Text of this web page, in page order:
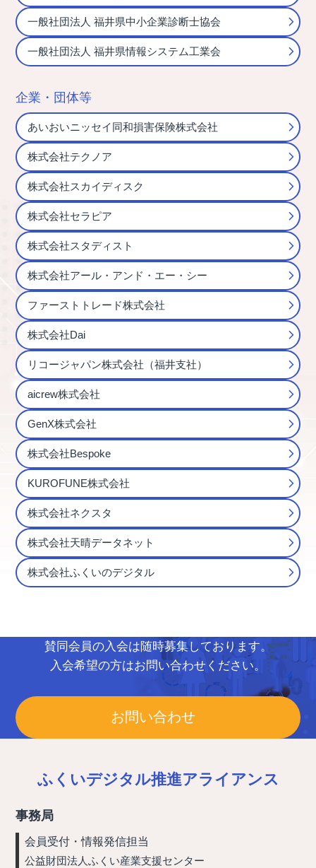
一般社団法人 福井県中小企業診断士協会
一般社団法人 福井県情報システム工業会
企業・団体等
あいおいニッセイ同和損害保険株式会社
株式会社テクノア
株式会社スカイディスク
株式会社セラピア
株式会社スタディスト
株式会社アール・アンド・エー・シー
ファーストトレード株式会社
株式会社Dai
リコージャパン株式会社（福井支社）
aicrew株式会社
GenX株式会社
株式会社Bespoke
KUROFUNE株式会社
株式会社ネクスタ
株式会社天晴データネット
株式会社ふくいのデジタル
賛同会員の入会は随時募集しております。
入会希望の方はお問い合わせください。
お問い合わせ
ふくいデジタル推進アライアンス
事務局
会員受付・情報発信担当
公益財団法人ふくい産業支援センター